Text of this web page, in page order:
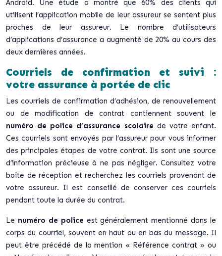
Android. Une étude a montré que 60% des clients qui
utilisent l’application mobile de leur assureur se sentent plus
proches de leur assureur. Le nombre d’utilisateurs
d’applications d’assurance a augmenté de 20% au cours des
deux dernières années.
Courriels de confirmation et suivi :
votre assurance à portée de clic
Les courriels de confirmation d’adhésion, de renouvellement
ou de modification de contrat contiennent souvent le
numéro de police d’assurance scolaire de votre enfant.
Ces courriels sont envoyés par l’assureur pour vous informer
des principales étapes de votre contrat. Ils sont une source
d’information précieuse à ne pas négliger. Consultez votre
boîte de réception et recherchez les courriels provenant de
votre assureur. Il est conseillé de conserver ces courriels
pendant toute la durée du contrat.
Le numéro de police est généralement mentionné dans le
corps du courriel, souvent en haut ou en bas du message. Il
peut être précédé de la mention « Référence contrat » ou